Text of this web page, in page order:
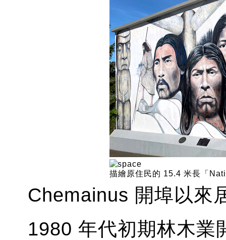
描繪原住民的 15.4 米長「
Chemainus 開埠以來
1980 年代初期林木業